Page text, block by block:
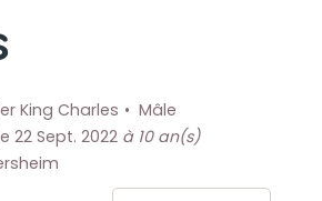
King Charles
Mâle
22 Sept. 2022 à 10 an(s)